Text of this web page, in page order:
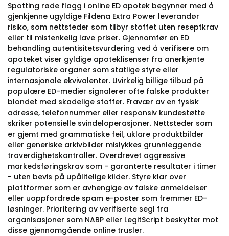
Spotting røde flagg i online ED apotek begynner med å
gjenkjenne ugyldige Fildena Extra Power leverandør
risiko, som nettsteder som tilbyr stoffet uten reseptkrav
eller til mistenkelig lave priser. Gjennomfør en ED
behandling autentisitetsvurdering ved å verifisere om
apoteket viser gyldige apoteklisenser fra anerkjente
regulatoriske organer som statlige styre eller
internasjonale ekvivalenter. Uvirkelig billige tilbud på
populære ED-medier signalerer ofte falske produkter
blondet med skadelige stoffer. Fravær av en fysisk
adresse, telefonnummer eller responsiv kundestøtte
skriker potensielle svindeloperasjoner. Nettsteder som
er gjemt med grammatiske feil, uklare produktbilder
eller generiske arkivbilder mislykkes grunnleggende
troverdighetskontroller. Overdrevet aggressive
markedsføringskrav som - garanterte resultater i timer
- uten bevis på upålitelige kilder. Styre klar over
plattformer som er avhengige av falske anmeldelser
eller uoppfordrede spam e-poster som fremmer ED-
løsninger. Prioritering av verifiserte segl fra
organisasjoner som NABP eller LegitScript beskytter mot
disse gjennomgående online trusler.